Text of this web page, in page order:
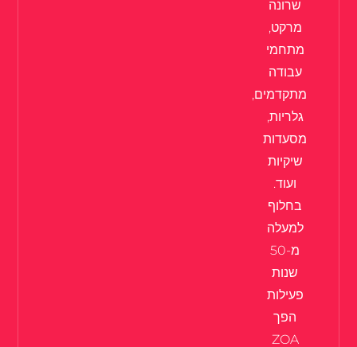
שרונה
מרקט,
מתחמי
עבודה
מתקדמים,
גלריות,
מסעדות
שיקיות
ועוד.
בחלוף
למעלה
מ-50
שנות
פעילות
הפך
ZOA